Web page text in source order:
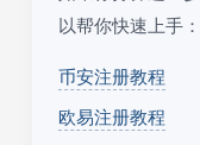
以帮你快速上手：
币安注册教程
欧易注册教程